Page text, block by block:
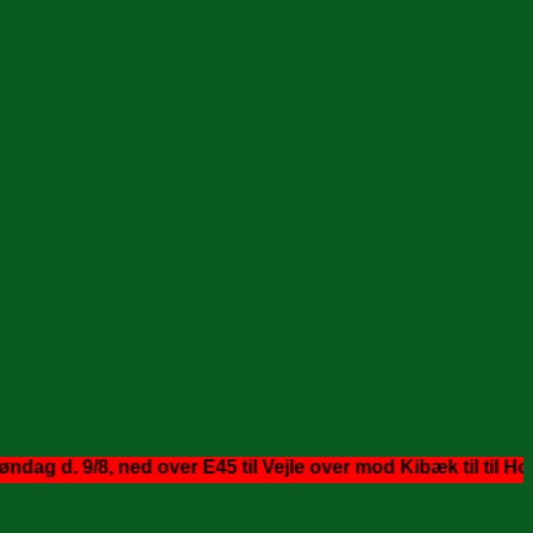
9/8, ned over E45 til Vejle over mod Kibæk til til